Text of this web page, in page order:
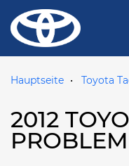
Hauptseite Toyota
2012